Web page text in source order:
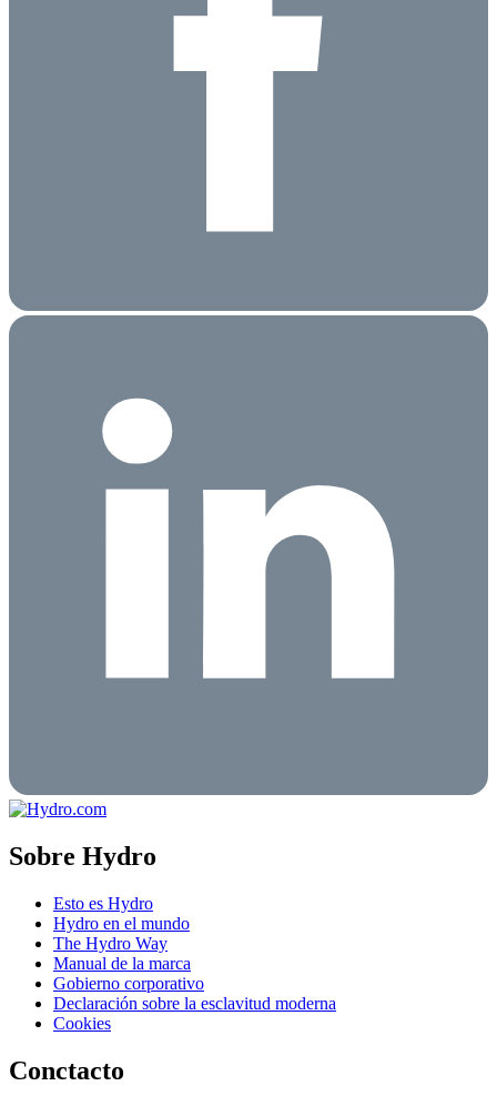
Sobre Hydro
Esto es Hydro
Hydro en el mundo
The Hydro Way
Manual de la marca
Gobierno corporativo
Declaración sobre la esclavitud moderna
Cookies
Conctacto